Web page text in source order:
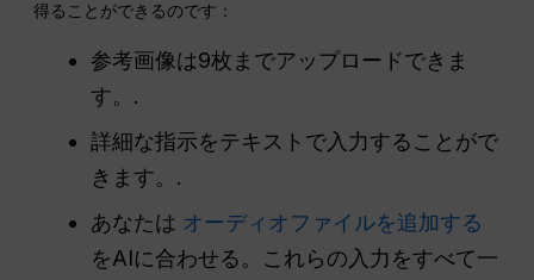
得ることができるのです：
参考画像は9枚までアップロードできま
す。.
詳細な指示をテキストで入力することがで
きます。.
あなたは オーディオファイルを追加する
をAIに合わせる。これらの入力をすべて一